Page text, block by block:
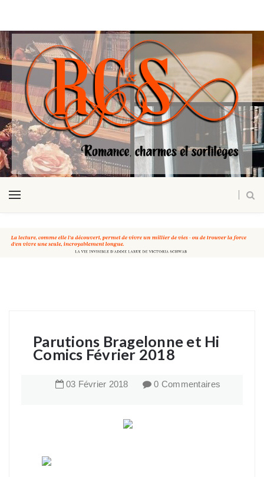
Parutions Bragelonne et Hi
Comics Février 2018
03 Février 2018 0 Commentaires